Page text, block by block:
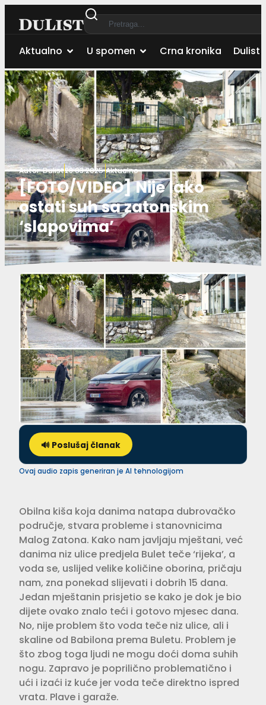
Aktualno U spomen Crna kronika Dulist
Autor:Dulist28.03.2025.Aktualno
[FOTO/VIDEO] Nije lako
ostati suh sa zatonskim
‘slapovima’
🔊 Poslušaj članak
Ovaj audio zapis generiran je AI tehnologijom
Obilna kiša koja danima natapa dubrovačko
područje, stvara probleme i stanovnicima
Malog Zatona. Kako nam javljaju mještani, već
danima niz ulice predjela Bulet teče ‘rijeka’, a
voda se, uslijed velike količine oborina, pričaju
nam, zna ponekad slijevati i dobrih 15 dana.
Jedan mještanin prisjetio se kako je dok je bio
dijete ovako znalo teći i gotovo mjesec dana.
No, nije problem što voda teče niz ulice, ali i
skaline od Babilona prema Buletu. Problem je
što zbog toga ljudi ne mogu doći doma suhih
nogu. Zapravo je poprilično problematično i
ući i izaći iz kuće jer voda teče direktno ispred
vrata. Plave i garaže.